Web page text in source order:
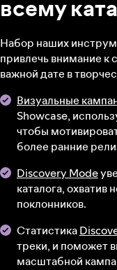
всему
Набор наших
привлечь внимание к
важной дате в
Визуальные
Showcase,
чтобы
более ранние
Discovery Mode
каталога, охватив
поклонников.
Статистика
треки, и поможет
масштабной